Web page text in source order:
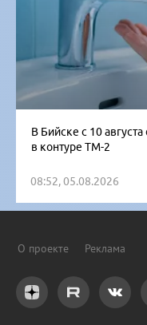
В Бийске с 10
в контуре ТМ-2
08:52, 05.08.2026
О проекте Реклама